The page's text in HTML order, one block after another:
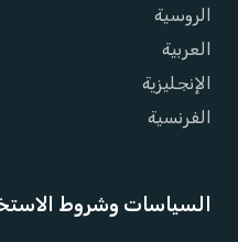
الروسية
العربية
الإنجليزية
الفرنسية
السياسات وشروط